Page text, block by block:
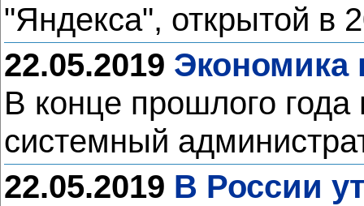
"Яндекса", открытой в
22.05.2019 Экономика
В конце прошлого года
системный
22.05.2019 В России